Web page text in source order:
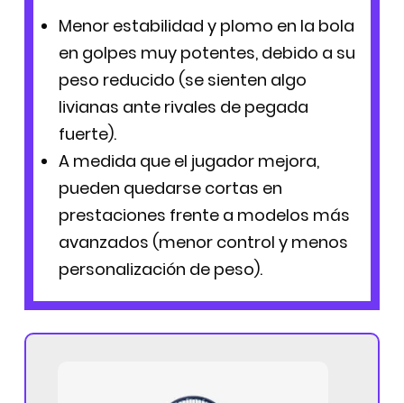
Menor estabilidad y plomo en la bola
en golpes muy potentes, debido a su
peso reducido (se sienten algo
livianas ante rivales de pegada
fuerte).
A medida que el jugador mejora,
pueden quedarse cortas en
prestaciones frente a modelos más
avanzados (menor control y menos
personalización de peso).